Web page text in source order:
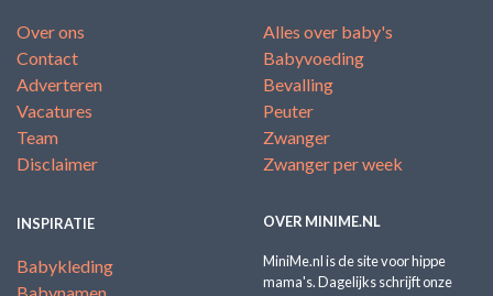
Over ons
Contact
Adverteren
Vacatures
Team
Disclaimer
Alles over baby's
Babyvoeding
Bevalling
Peuter
Zwanger
Zwanger per week
INSPIRATIE
Babykleding
OVER MINIME.NL
MiniMe.nl is de site voor hippe
mama's. Dagelijks schrijft onze